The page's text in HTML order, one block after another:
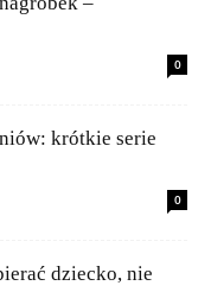
0
krótkie serie
0
dziecko, nie